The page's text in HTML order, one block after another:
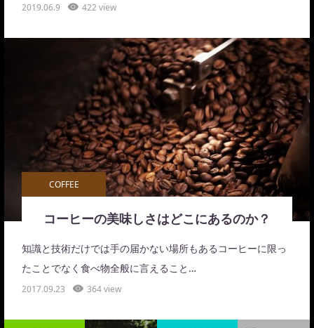
2019.06.9 422 view
COFFEE
コーヒーの美味しさはどこにあるのか？
知識と技術だけでは手の届かない場所もあるコーヒーに限っ
たことでなく食べ物全般に言えること…
2017.09.23 364 view